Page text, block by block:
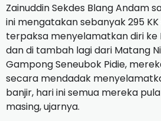
Zainuddin Sekdes Blang Andam
ini mengatakan sebanyak 295
terpaksa menyelamatkan diri ke
dan di tambah lagi dari Matang
Gampong Seneubok Pidie,
secara mendadak
banjir, hari ini semua mereka
masing, ujarnya.